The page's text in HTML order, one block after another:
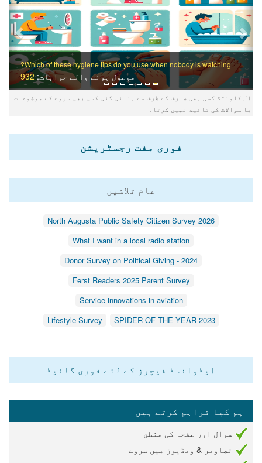
Which of these hygiene tips do you use when nobody is watching?
موصول ہونے والے جوابات:932
ال کاونٹڈ کسی بھی صارف کے طرف سے بنائی گئی کسی بھی سروے کے موضوعات
یا سوالات کی تائید نہیں کرتا۔
فوری مفت رجسٹریشن
عام تلاشیں
North Augusta Public Safety Citizen Survey 2026
What I want in a local radio station
Donor Survey on Political Giving - 2024
Ferst Readers 2025 Parent Survey
Service innovations in aviation
2023 SPIDER OF THE YEAR
Lifestyle Survey
ایڈوانسڈ فیچرز کے لئے فوری گائیڈ
ہم کیا فراہم کرتے ہیں
سوال اور صفحہ کی منطق
تصاویر & ویڈیوز میں سروے